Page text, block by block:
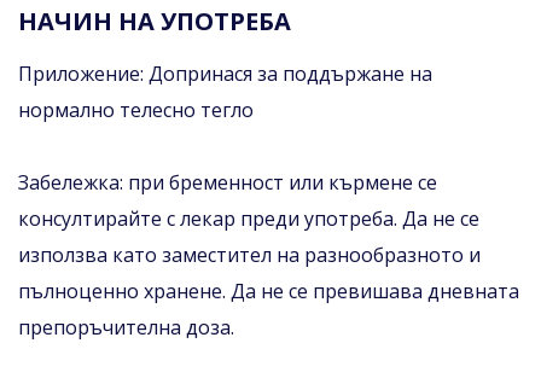
НАЧИН НА УПОТРЕБА
Приложение: Допринася за поддържане на
нормално телесно тегло
Забележка: при бременност или кърмене се
консултирайте с лекар преди употреба. Да не се
използва като заместител на разнообразното и
пълноценно хранене. Да не се превишава дневната
препоръчителна доза.